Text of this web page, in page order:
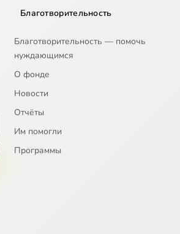
Благотворительность
Благотворительность — помочь
нуждающимся
О фонде
Новости
Отчёты
Им помогли
Программы